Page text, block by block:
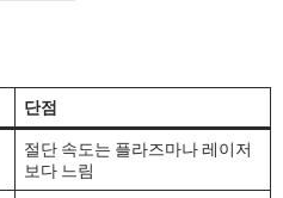
단점
절단 속도는 플라즈마나 레이저
보다 느림